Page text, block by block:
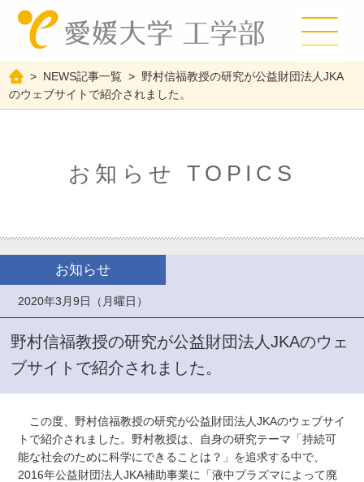
> NEWS記事一覧 > 野村信福教授の研究が公益財団法人JKA
のウェブサイトで紹介されました。
お知らせ TOPICS
お知らせ
2020年3月9日（月曜日）
野村信福教授の研究が公益財団法人JKAのウェ
ブサイトで紹介されました。
この度、野村信福教授の研究が公益財団法人JKAのウェブサイ
トで紹介されました。野村教授は、自身の研究テーマ「持続可
能な社会のために科学にできることは？」を追求する中で、
2016年公益財団法人JKA補助事業に「液中プラズマによって廃